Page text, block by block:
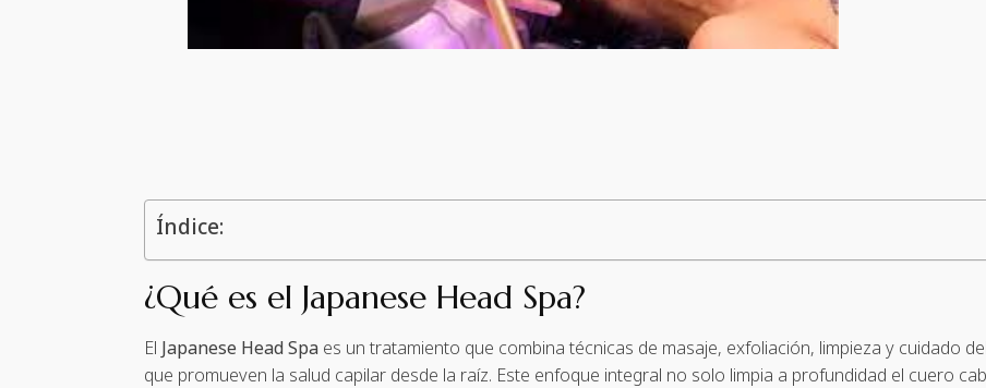
Índice:
¿Qué es el Japanese Head Spa?
El Japanese Head Spa es un tratamiento que combina técnicas de masaje, exfoliación, limpieza y cuidado
que promueven la salud capilar desde la raíz. Este enfoque integral no solo limpia a profundidad el cuero